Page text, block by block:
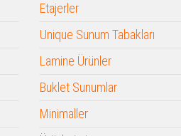
Etajerler
Unique Sunum Tabakları
Lamine Ürünler
Buklet Sunumlar
Minimaller